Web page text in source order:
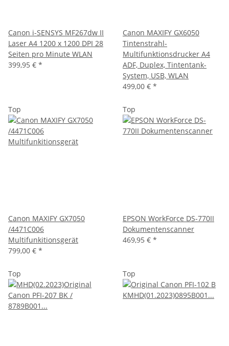
Canon i-SENSYS MF267dw II
Laser A4 1200 x 1200 DPI 28
Seiten pro Minute WLAN
399,95 € *
Canon MAXIFY GX6050
Tintenstrahl-
Multifunktionsdrucker A4
ADF, Duplex, Tintentank-
System, USB, WLAN
499,00 € *
Top
Canon MAXIFY GX7050
/4471C006
Multifunkitionsgerät
799,00 € *
Top
EPSON WorkForce DS-770II
Dokumentenscanner
469,95 € *
Top Top